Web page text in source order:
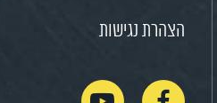
הצהרת נגישות